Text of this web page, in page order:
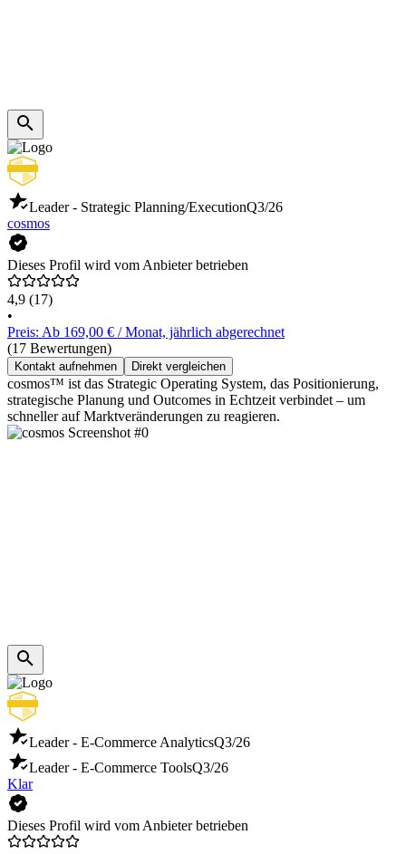
Leader - Strategic Planning/ExecutionQ3/26
cosmos
Dieses Profil wird vom Anbieter betrieben
4,9 (17)
•
Preis: Ab 169,00 € / Monat, jährlich abgerechnet
(17 Bewertungen)
Kontakt aufnehmen Direkt vergleichen
cosmos™ ist das Strategic Operating System, das Positionierung,
strategische Planung und Outcomes in Echtzeit verbindet – um
schneller auf Marktveränderungen zu reagieren.
Leader - E-Commerce AnalyticsQ3/26
Leader - E-Commerce ToolsQ3/26
Klar
Dieses Profil wird vom Anbieter betrieben